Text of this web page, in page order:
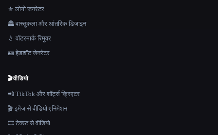
⚜️ लोगो जनरेटर
🏯 वास्तुकला और आंतरिक डिजाइन
💧 वॉटरमार्क रिमूवर
🪪 हेडशॉट जेनरेटर
🎬वीडियो
📲 TikTok और शॉर्ट्स क्रिएटर
🎬 इमेज से वीडियो एनिमेशन
🎞️ टेक्स्ट से वीडियो